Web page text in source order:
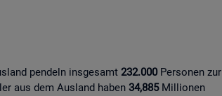
pendeln insgesamt 232.000Personen zur
aus dem Ausland haben 34,885Millionen